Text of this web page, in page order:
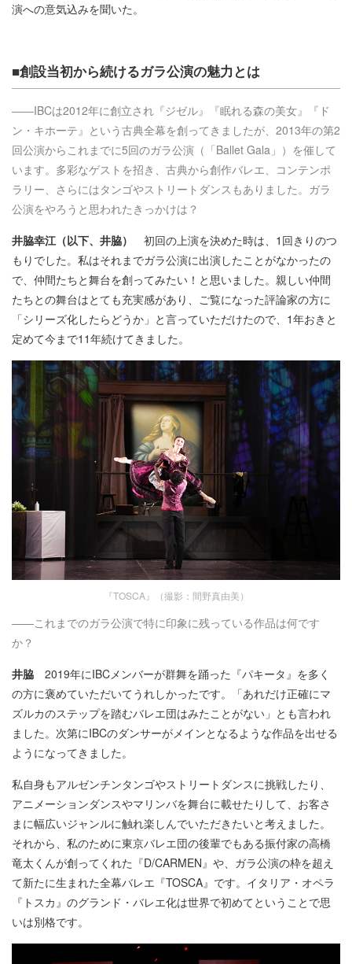
演への意気込みを聞いた。
■創設当初から続けるガラ公演の魅力とは
――IBCは2012年に創立され『ジゼル』『眠れる森の美女』『ド
ン・キホーテ』という古典全幕を創ってきましたが、2013年の第2
回公演からこれまでに5回のガラ公演（「Ballet Gala」）を催して
います。多彩なゲストを招き、古典から創作バレエ、コンテンポ
ラリー、さらにはタンゴやストリートダンスもありました。ガラ
公演をやろうと思われたきっかけは？
井脇幸江（以下、井脇） 初回の上演を決めた時は、1回きりのつ
もりでした。私はそれまでガラ公演に出演したことがなかったの
で、仲間たちと舞台を創ってみたい！と思いました。親しい仲間
たちとの舞台はとても充実感があり、ご覧になった評論家の方に
「シリーズ化したらどうか」と言っていただけたので、1年おきと
定めて今まで11年続けてきました。
『TOSCA』（撮影：間野真由美）
――これまでのガラ公演で特に印象に残っている作品は何です
か？
井脇 2019年にIBCメンバーが群舞を踊った『パキータ』を多く
の方に褒めていただいてうれしかったです。「あれだけ正確にマ
ズルカのステップを踏むバレエ団はみたことがない」とも言われ
ました。次第にIBCのダンサーがメインとなるような作品を出せる
ようになってきました。
私自身もアルゼンチンタンゴやストリートダンスに挑戦したり、
アニメーションダンスやマリンバを舞台に載せたりして、お客さ
まに幅広いジャンルに触れ楽しんでいただきたいと考えました。
それから、私のために東京バレエ団の後輩でもある振付家の高橋
竜太くんが創ってくれた『D/CARMEN』や、ガラ公演の枠を超え
て新たに生まれた全幕バレエ『TOSCA』です。イタリア・オペラ
『トスカ』のグランド・バレエ化は世界で初めてということで思
いは別格です。